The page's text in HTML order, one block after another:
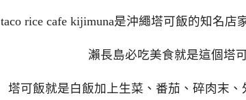
taco rice cafe kijimuna是沖繩塔可飯的知名店
瀨長島必吃美食就是這個塔可
塔可飯就是白飯加上生菜、番茄、碎肉末、